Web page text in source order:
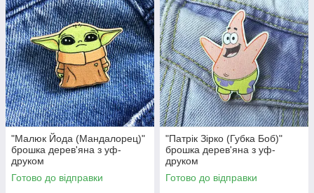
"Малюк Йода (Мандалорец)"
брошка дерев'яна з уф-
друком
Готово до відправки
"Патрік Зірко (Губка Боб)"
брошка дерев'яна з уф-
друком
Готово до відправки